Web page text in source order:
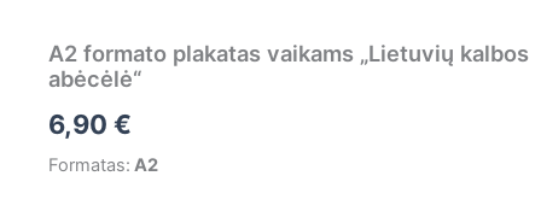
A2 formato plakatas vaikams „Lietuvių kalbos
abėcėlė“
6,90 €
Formatas: A2